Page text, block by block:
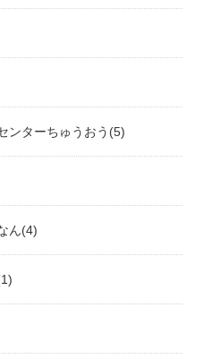
ンターちゅうおう (5)
ん(4)